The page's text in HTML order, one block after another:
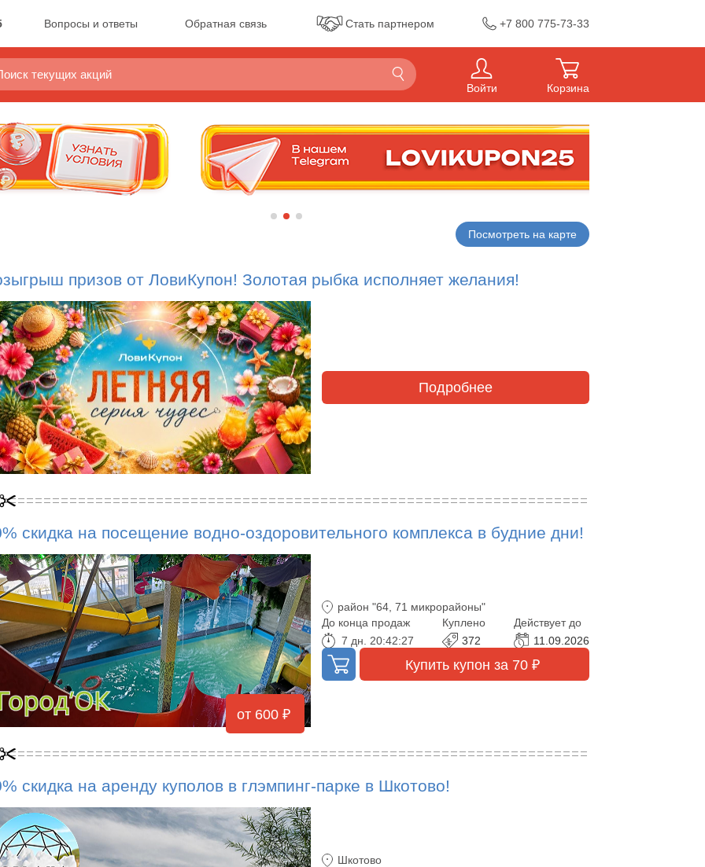
Вопросы и ответы Обратная связь Стать партнером +7 800 775-73-33
Войти Корзина
Посмотреть на карте
призов от ЛовиКупон! Золотая рыбка исполняет желания!
Подробнее
скидка на посещение водно-оздоровительного комплекса в будние дни!
от 600 ₽
район "64, 71 микрорайоны"
До конца продаж
7 дн.
20:42:25
Куплено
372
Действует до
11.09.2026
Купить купон за 70 ₽
скидка на аренду куполов в глэмпинг-парке в Шкотово!
Шкотово